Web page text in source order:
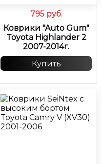
795 руб.
Коврики "Auto Gum"
Toyota Highlander 2
2007-2014г.
Купить